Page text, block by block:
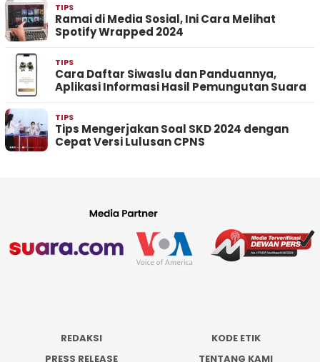
TIPS
Ramai di Media Sosial, Ini Cara Melihat
Spotify Wrapped 2024
TIPS
Cara Daftar Siwaslu dan Panduannya,
Aplikasi Informasi Hasil Pemungutan Suara
TIPS
Tips Mengerjakan Soal SKD 2024 dengan
Cepat Versi Lulusan CPNS
REDAKSI
KODE ETIK
PRESS RELEASE
TENTANG KAMI